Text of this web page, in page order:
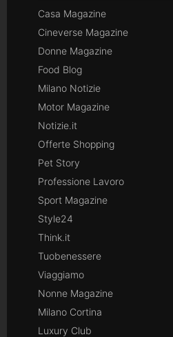
Casa Magazine
Cineverse Magazine
Donne Magazine
Food Blog
Milano Notizie
Motor Magazine
Notizie.it
Offerte Shopping
Pet Story
Professione Lavoro
Sport Magazine
Style24
Think.it
Tuobenessere
Viaggiamo
Nonne Magazine
Milano Cortina
Luxury Club